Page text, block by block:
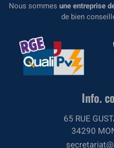
Nous sommes une entreprise
de bien
Info.
65 RUE
34290